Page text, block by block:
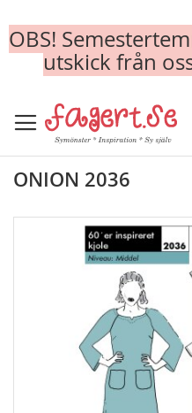
OBS!
utskick från
to
Content
ONION 2036